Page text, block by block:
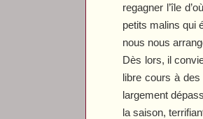
regagner l’île
petits malins qui
nous nous
Dès lors, il
libre cours à
largement
la saison,